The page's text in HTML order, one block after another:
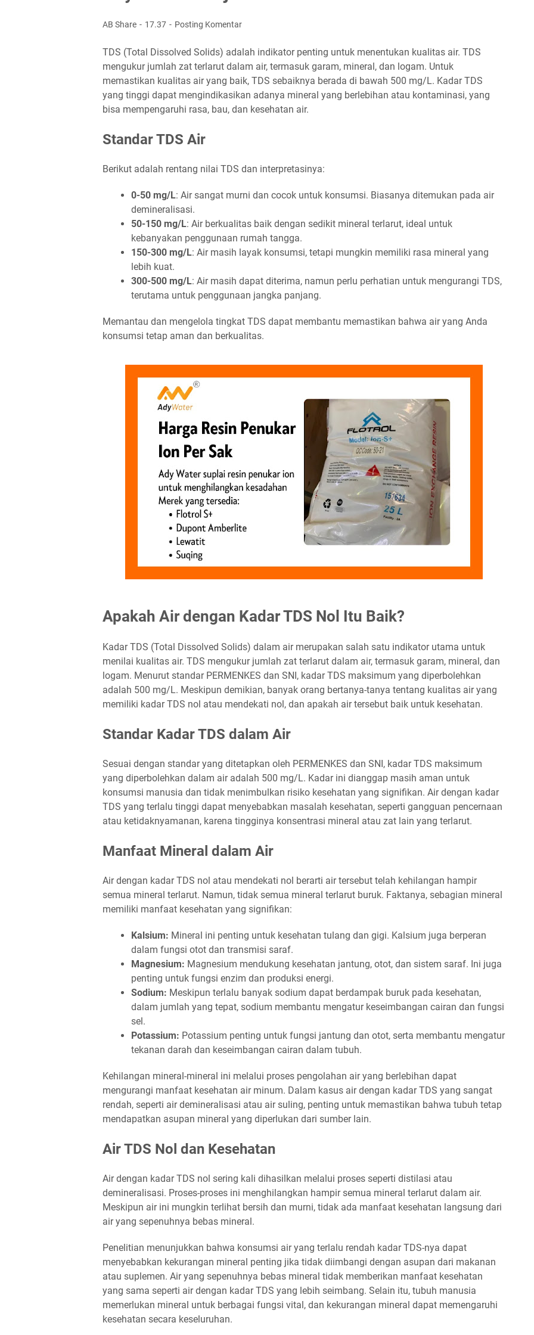
AB Share 17.37 Posting Komentar
TDS (Total Dissolved Solids) adalah indikator penting untuk menentukan kualitas air. TDS
mengukur jumlah zat terlarut dalam air, termasuk garam, mineral, dan logam. Untuk
memastikan kualitas air yang baik, TDS sebaiknya berada di bawah 500 mg/L. Kadar TDS
yang tinggi dapat mengindikasikan adanya mineral yang berlebihan atau kontaminasi, yang
bisa mempengaruhi rasa, bau, dan kesehatan air.
Standar TDS Air
Berikut adalah rentang nilai TDS dan interpretasinya:
0-50 mg/L: Air sangat murni dan cocok untuk konsumsi. Biasanya ditemukan pada air
demineralisasi.
50-150 mg/L: Air berkualitas baik dengan sedikit mineral terlarut, ideal untuk
kebanyakan penggunaan rumah tangga.
150-300 mg/L: Air masih layak konsumsi, tetapi mungkin memiliki rasa mineral yang
lebih kuat.
300-500 mg/L: Air masih dapat diterima, namun perlu perhatian untuk mengurangi TDS,
terutama untuk penggunaan jangka panjang.
Memantau dan mengelola tingkat TDS dapat membantu memastikan bahwa air yang Anda
konsumsi tetap aman dan berkualitas.
Apakah Air dengan Kadar TDS Nol Itu Baik?
Kadar TDS (Total Dissolved Solids) dalam air merupakan salah satu indikator utama untuk
menilai kualitas air. TDS mengukur jumlah zat terlarut dalam air, termasuk garam, mineral, dan
logam. Menurut standar PERMENKES dan SNI, kadar TDS maksimum yang diperbolehkan
adalah 500 mg/L. Meskipun demikian, banyak orang bertanya-tanya tentang kualitas air yang
memiliki kadar TDS nol atau mendekati nol, dan apakah air tersebut baik untuk kesehatan.
Standar Kadar TDS dalam Air
Sesuai dengan standar yang ditetapkan oleh PERMENKES dan SNI, kadar TDS maksimum
yang diperbolehkan dalam air adalah 500 mg/L. Kadar ini dianggap masih aman untuk
konsumsi manusia dan tidak menimbulkan risiko kesehatan yang signifikan. Air dengan kadar
TDS yang terlalu tinggi dapat menyebabkan masalah kesehatan, seperti gangguan pencernaan
atau ketidaknyamanan, karena tingginya konsentrasi mineral atau zat lain yang terlarut.
Manfaat Mineral dalam Air
Air dengan kadar TDS nol atau mendekati nol berarti air tersebut telah kehilangan hampir
semua mineral terlarut. Namun, tidak semua mineral terlarut buruk. Faktanya, sebagian mineral
memiliki manfaat kesehatan yang signifikan:
Kalsium: Mineral ini penting untuk kesehatan tulang dan gigi. Kalsium juga berperan
dalam fungsi otot dan transmisi saraf.
Magnesium: Magnesium mendukung kesehatan jantung, otot, dan sistem saraf. Ini juga
penting untuk fungsi enzim dan produksi energi.
Sodium: Meskipun terlalu banyak sodium dapat berdampak buruk pada kesehatan,
dalam jumlah yang tepat, sodium membantu mengatur keseimbangan cairan dan fungsi
sel.
Potassium: Potassium penting untuk fungsi jantung dan otot, serta membantu mengatur
tekanan darah dan keseimbangan cairan dalam tubuh.
Kehilangan mineral-mineral ini melalui proses pengolahan air yang berlebihan dapat
mengurangi manfaat kesehatan air minum. Dalam kasus air dengan kadar TDS yang sangat
rendah, seperti air demineralisasi atau air suling, penting untuk memastikan bahwa tubuh tetap
mendapatkan asupan mineral yang diperlukan dari sumber lain.
Air TDS Nol dan Kesehatan
Air dengan kadar TDS nol sering kali dihasilkan melalui proses seperti distilasi atau
demineralisasi. Proses-proses ini menghilangkan hampir semua mineral terlarut dalam air.
Meskipun air ini mungkin terlihat bersih dan murni, tidak ada manfaat kesehatan langsung dari
air yang sepenuhnya bebas mineral.
Penelitian menunjukkan bahwa konsumsi air yang terlalu rendah kadar TDS-nya dapat
menyebabkan kekurangan mineral penting jika tidak diimbangi dengan asupan dari makanan
atau suplemen. Air yang sepenuhnya bebas mineral tidak memberikan manfaat kesehatan
yang sama seperti air dengan kadar TDS yang lebih seimbang. Selain itu, tubuh manusia
memerlukan mineral untuk berbagai fungsi vital, dan kekurangan mineral dapat memengaruhi
kesehatan secara keseluruhan.